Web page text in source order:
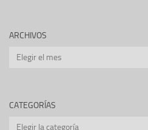
ARCHIVOS
Archivos
CATEGORÍAS
Categorías